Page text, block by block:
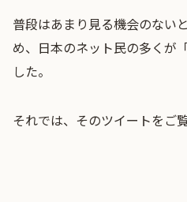
普段はあまり見る機会のない
め、日本のネット民の多くが
した。
それでは、そのツイートをご